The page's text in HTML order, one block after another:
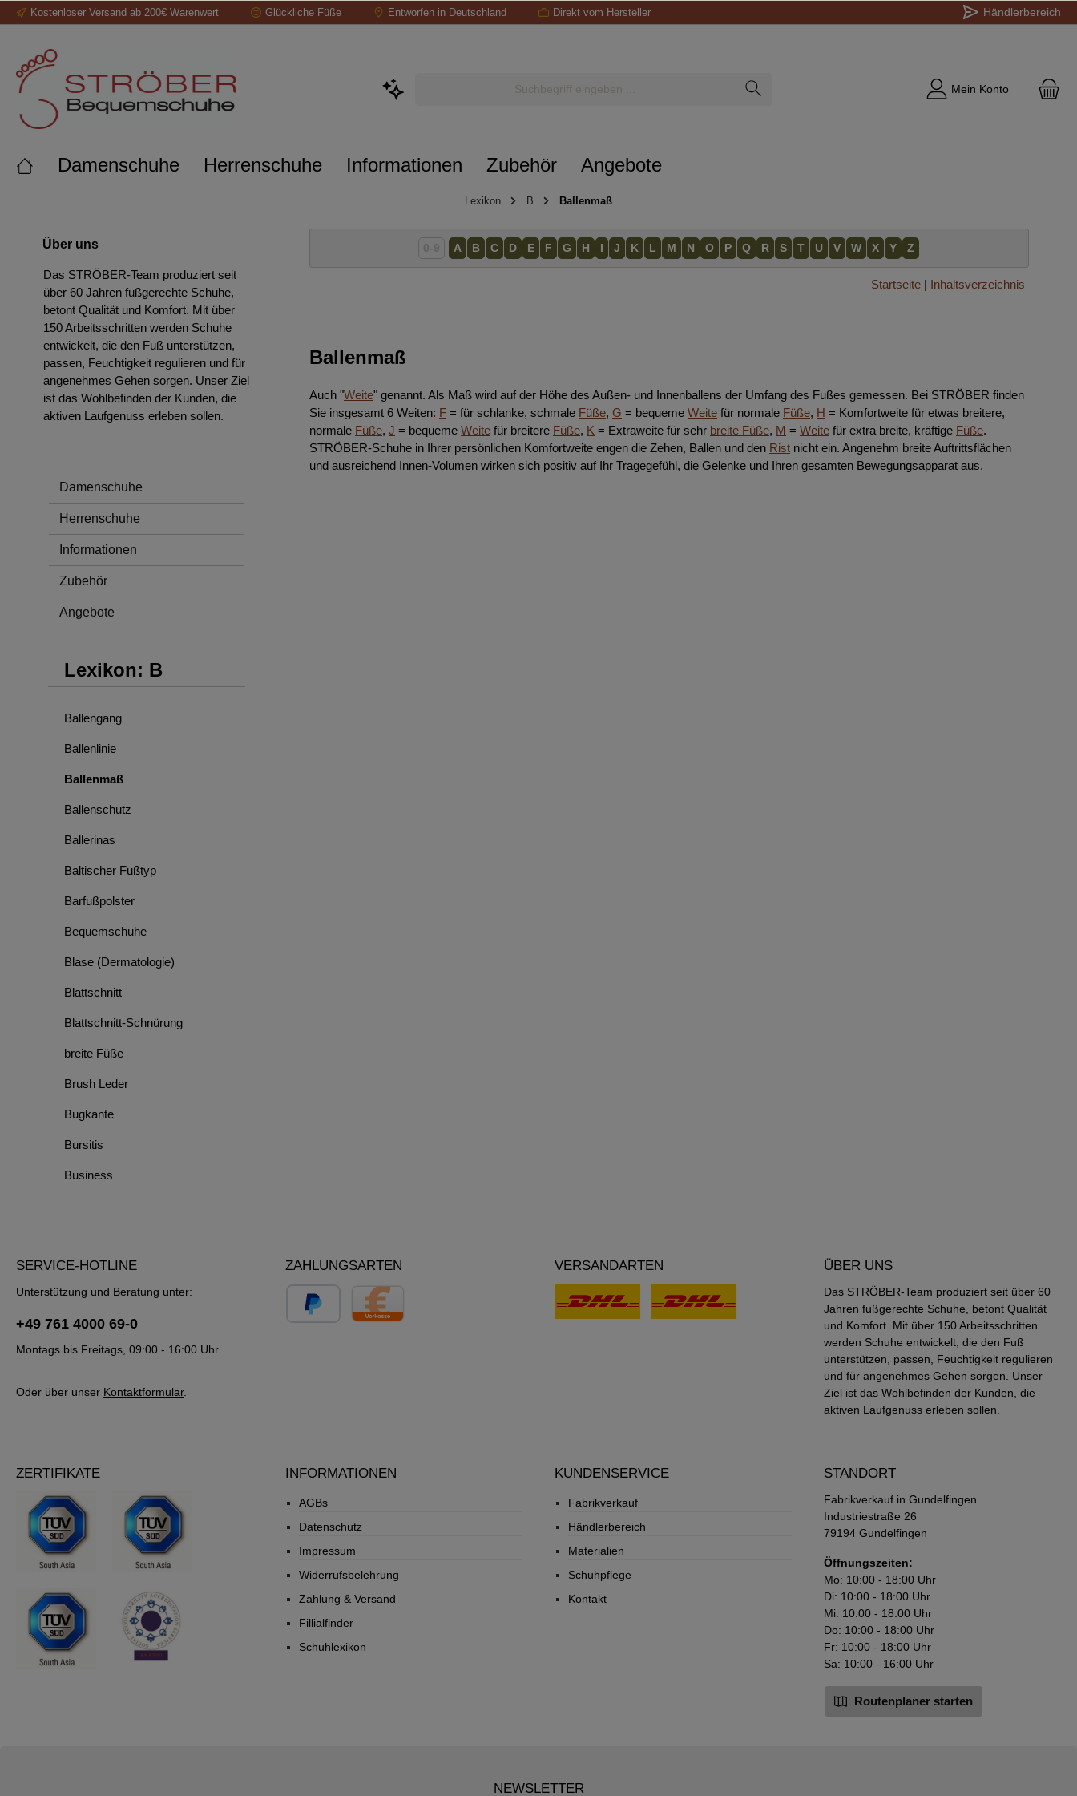
Zur Hauptnavigation springen
Kostenloser Versand ab 200€ Warenwert Glückliche Füße Entworfen in Deutschland Direkt vom Hersteller Händlerbereich
Mein Konto
Damenschuhe Herrenschuhe Informationen Zubehör Angebote
Lexikon B Ballenmaß
Über uns
Das STRÖBER-Team produziert seit
über 60 Jahren fußgerechte Schuhe,
betont Qualität und Komfort. Mit über
150 Arbeitsschritten werden Schuhe
entwickelt, die den Fuß unterstützen,
passen, Feuchtigkeit regulieren und für
angenehmes Gehen sorgen. Unser Ziel
ist das Wohlbefinden der Kunden, die
aktiven Laufgenuss erleben sollen.
Damenschuhe
Herrenschuhe
Informationen
Zubehör
Angebote
Lexikon: B
Ballengang
Ballenlinie
Ballenmaß
Ballenschutz
Ballerinas
Baltischer Fußtyp
Barfußpolster
Bequemschuhe
Blase (Dermatologie)
Blattschnitt
Blattschnitt-Schnürung
breite Füße
Brush Leder
Bugkante
Bursitis
Business
0-9 A B C D E F G H I J K L M N O P Q R S T U V W X Y Z
Startseite | Inhaltsverzeichnis
Ballenmaß
Auch "Weite" genannt. Als Maß wird auf der Höhe des Außen- und Innenballens der Umfang des Fußes gemessen. Bei STRÖBER finden
Sie insgesamt 6 Weiten: F = für schlanke, schmale Füße, G = bequeme Weite für normale Füße, H = Komfortweite für etwas breitere,
normale Füße, J = bequeme Weite für breitere Füße, K = Extraweite für sehr breite Füße, M = Weite für extra breite, kräftige Füße.
STRÖBER-Schuhe in Ihrer persönlichen Komfortweite engen die Zehen, Ballen und den Rist nicht ein. Angenehm breite Auftrittsflächen
und ausreichend Innen-Volumen wirken sich positiv auf Ihr Tragegefühl, die Gelenke und Ihren gesamten Bewegungsapparat aus.
SERVICE-HOTLINE
Unterstützung und Beratung unter:
+49 761 4000 69-0
Montags bis Freitags, 09:00 - 16:00 Uhr
Oder über unser Kontaktformular.
ZAHLUNGSARTEN VERSANDARTEN ÜBER UNS
Das STRÖBER-Team produziert seit über 60
Jahren fußgerechte Schuhe, betont Qualität
und Komfort. Mit über 150 Arbeitsschritten
werden Schuhe entwickelt, die den Fuß
unterstützen, passen, Feuchtigkeit regulieren
und für angenehmes Gehen sorgen. Unser
Ziel ist das Wohlbefinden der Kunden, die
aktiven Laufgenuss erleben sollen.
ZERTIFIKATE INFORMATIONEN
AGBs
Datenschutz
Impressum
Widerrufsbelehrung
Zahlung & Versand
Fillialfinder
Schuhlexikon
KUNDENSERVICE
Fabrikverkauf
Händlerbereich
Materialien
Schuhpflege
Kontakt
STANDORT
Fabrikverkauf in Gundelfingen
Industriestraße 26
79194 Gundelfingen
Öffnungszeiten:
Mo: 10:00 - 18:00 Uhr
Di: 10:00 - 18:00 Uhr
Mi: 10:00 - 18:00 Uhr
Do: 10:00 - 18:00 Uhr
Fr: 10:00 - 18:00 Uhr
Sa: 10:00 - 16:00 Uhr
Routenplaner starten
NEWSLETTER